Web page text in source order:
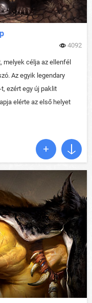
4092
melyek célja az ellenfél
Az egyik legendary
-t, ezért egy új paklit
elérte az első helyet